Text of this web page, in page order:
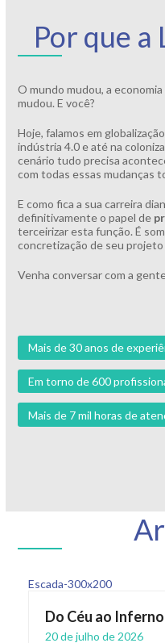
Por que
O mundo mudou, a
mudou. E você?
Hoje, falamos em
indústria 4.0 e até na
cenário tudo precisa
com todas essas mudanças
E como fica a sua carreira
definitivamente o papel de
terceirizar esta função. É
concretização de seu projeto
Venha conversar com a
Mais de 30 anos de
Em torno de 600
Mais de 7 mil horas de
Do Céu ao
20 de julho de 2026